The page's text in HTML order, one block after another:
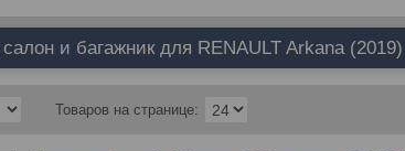
и багажник для RENAULT Arkana (2019)